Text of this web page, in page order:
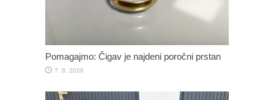
Pomagajmo: Čigav je najdeni poročni prstan
7. 8. 2026